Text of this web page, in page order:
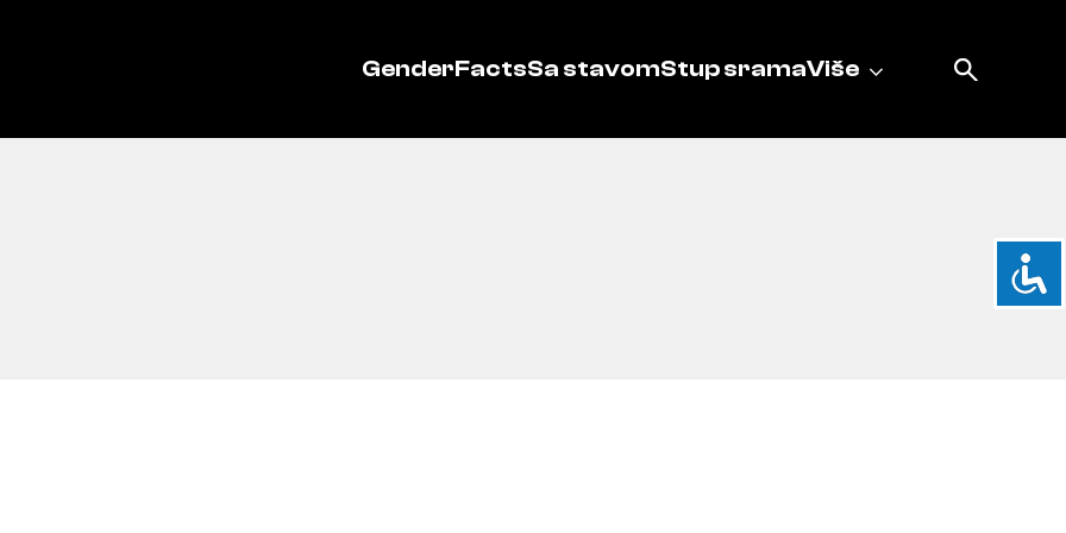
GenderFactsSa stavomStup sramaViše